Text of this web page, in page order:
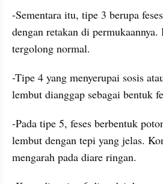
-Sementara itu, tipe 3 berupa
dengan retakan di
tergolong normal.
-Tipe 4 yang menyerupai sosis
lembut dianggap sebagai bentuk
-Pada tipe 5, feses berbentuk
lembut dengan tepi yang jelas.
mengarah pada diare ringan.